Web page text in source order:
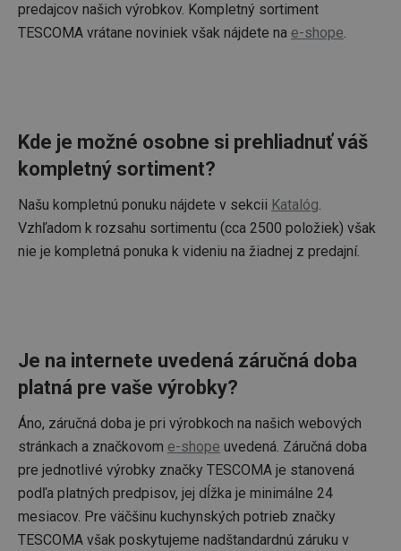
predajcov našich výrobkov. Kompletný sortiment
TESCOMA vrátane noviniek však nájdete na e-shope.
Kde je možné osobne si prehliadnuť váš
kompletný sortiment?
Našu kompletnú ponuku nájdete v sekcii Katalóg.
Vzhľadom k rozsahu sortimentu (cca 2500 položiek) však
nie je kompletná ponuka k videniu na žiadnej z predajní.
Je na internete uvedená záručná doba
platná pre vaše výrobky?
Áno, záručná doba je pri výrobkoch na našich webových
stránkach a značkovom e-shope uvedená. Záručná doba
pre jednotlivé výrobky značky TESCOMA je stanovená
podľa platných predpisov, jej dĺžka je minimálne 24
mesiacov. Pre väčšinu kuchynských potrieb značky
TESCOMA však poskytujeme nadštandardnú záruku v